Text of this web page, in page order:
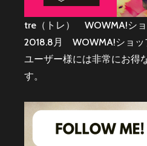
tre（トレ） WOWMA!シ
2018.8月 WOWMA!ショッ
ユーザー様には非常にお得
す。